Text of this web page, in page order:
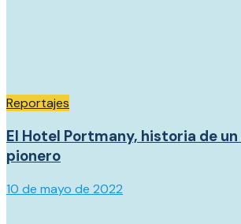
Reportajes
El Hotel Portmany, historia de
pionero
10 de mayo de 2022